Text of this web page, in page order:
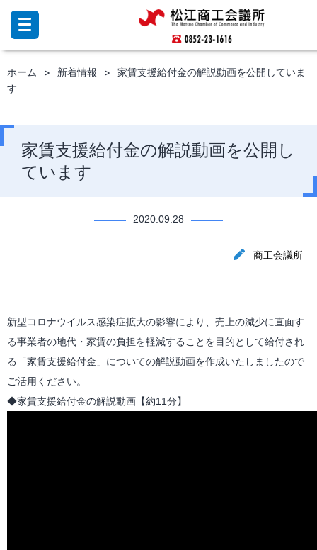
ン
ツ
へ
ホーム 新着情報
家賃支援給付金の解説動画を公開していま
す
家賃支援給付金の解説動画を公開し
ています
2020.09.28
商工会議所
新型コロナウイルス感染症拡大の影響により、売上の減少に直面す
る事業者の地代・家賃の負担を軽減することを目的として給付され
る「家賃支援給付金」についての解説動画を作成いたしましたので
ご活用ください。
◆家賃支援給付金の解説動画【約11分】